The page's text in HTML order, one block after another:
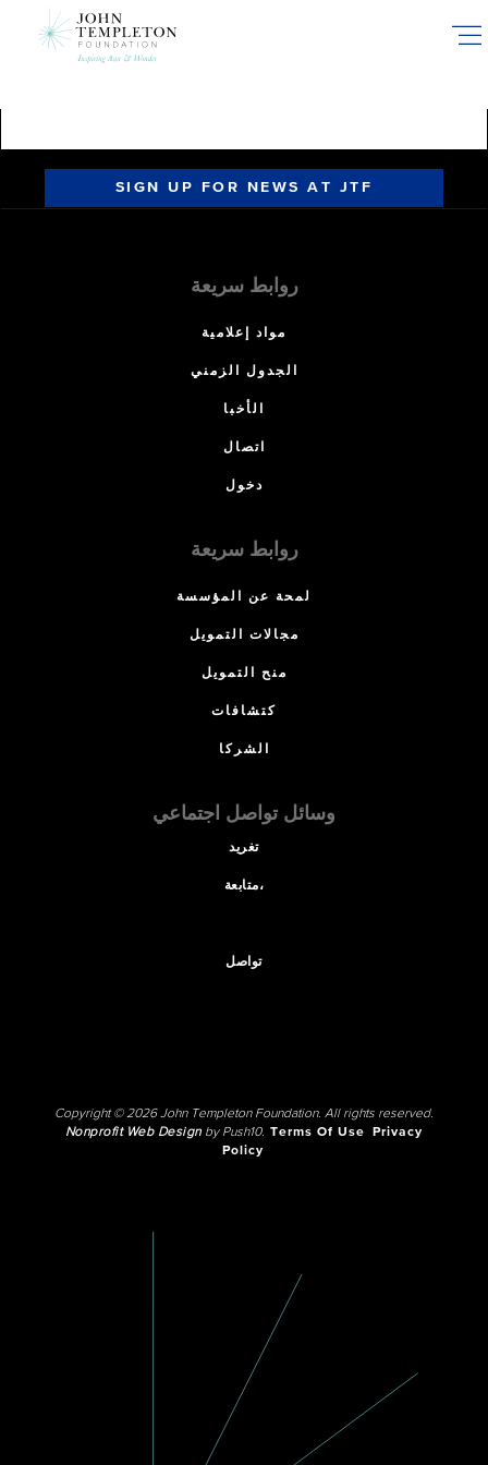
SIGN UP FOR NEWS AT JTF
روابط سريعة
مواد إعلامية
الجدول الزمني
الأخبا
اتصال
دخول
روابط سريعة
لمحة عن المؤسسة
مجالات التمويل
منح التمويل
كتشافات
الشركا
وسائل تواصل اجتماعي
تغريد
متابعة،
تواصل
Copyright © 2026 John Templeton Foundation. All rights reserved.
Nonprofit Web Designby Push10. Terms Of Use
Privacy
Policy